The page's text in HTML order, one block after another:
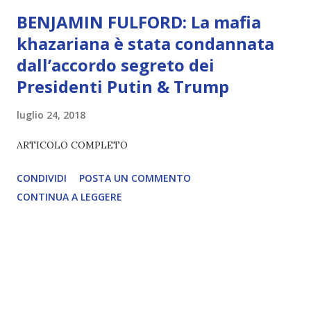
BENJAMIN FULFORD: La mafia
khazariana è stata condannata
dall’accordo segreto dei
Presidenti Putin & Trump
luglio 24, 2018
ARTICOLO COMPLETO
CONDIVIDI
POSTA UN COMMENTO
CONTINUA A LEGGERE